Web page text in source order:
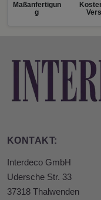
Maßanfertigun
g
KONTAKT:
Interdeco GmbH
Udersche Str. 33
37318 Thalwenden